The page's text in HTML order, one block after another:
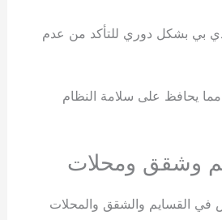
بي بشكل دوري للتأكد من عدم
مما يحافظ على سلامة النظام
وشقق ومحلات
في القسايم والشقق والمحلات